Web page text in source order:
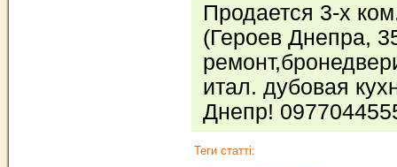
Продается 3-х
(Героев Днепра,
итал. дубовая
Днепр!
Теги статті: